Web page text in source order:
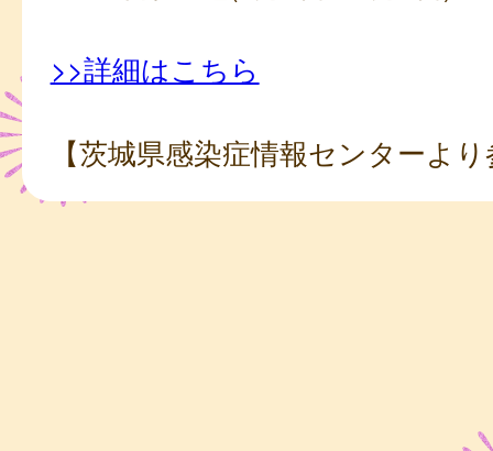
>>詳細はこちら
【茨城県感染症情報センターよ